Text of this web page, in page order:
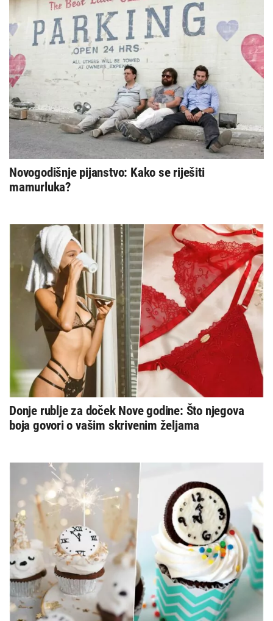
Novogodišnje pijanstvo: Kako se riješiti
mamurluka?
Donje rublje za doček Nove godine: Što njegova
boja govori o vašim skrivenim željama